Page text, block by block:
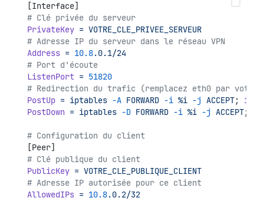
[Interface]
# Clé privée du serveur
PrivateKey = VOTRE_CLE_PRIVEE_SERVEUR
# Adresse IP du serveur dans le réseau VPN
Address = 10.8.0.1/24
# Port d'écoute
ListenPort = 51820
# Redirection du trafic (remplacez eth0 par votre
PostUp = iptables -A FORWARD -i %i -j ACCEPT;
PostDown = iptables -D FORWARD -i %i -j ACCEPT;
# Configuration du client
[Peer]
# Clé publique du client
PublicKey = VOTRE_CLE_PUBLIQUE_CLIENT
# Adresse IP autorisée pour ce client
AllowedIPs = 10.8.0.2/32